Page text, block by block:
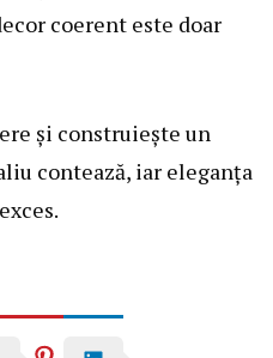
coerent este doar
și construiește un
contează, iar eleganța